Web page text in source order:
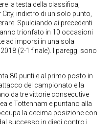
la testa della classifica,
indietro di un solo punto,
Spulciando ai precedenti
trionfato in 10 occasioni
ad imporsi in una sola
(2-1 finale). I pareggi sono
80 punti e al primo posto in
del campionato e la
da tre vittorie consecutive
e Tottenham e puntano alla
la decima posizione con
successo in dieci contro i